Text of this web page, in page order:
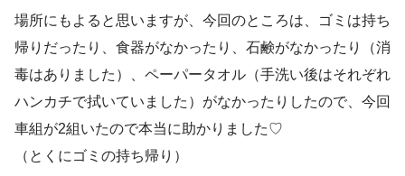
場所にもよると思いますが、今回のところは、ゴミは持ち
帰りだったり、食器がなかったり、石鹸がなかったり（消
毒はありました）、ペーパータオル（手洗い後はそれぞれ
ハンカチで拭いていました）がなかったりしたので、今回
車組が2組いたので本当に助かりました♡
（とくにゴミの持ち帰り）